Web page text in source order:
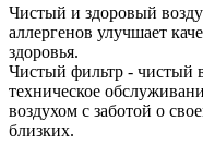
Чистый и здоровый
аллергенов улучшает
здоровья.
Чистый фильтр - чистый
техническое
воздухом с заботой о
близких.